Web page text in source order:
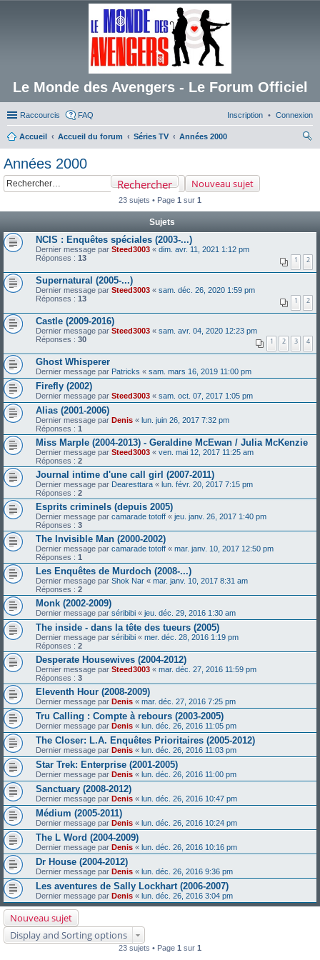
Le Monde des Avengers - Le Forum Officiel
Raccourcis FAQ Connexion
Inscription
Accueil Accueil du forum Séries TV
Années 2000
Années 2000
Nouveau sujet
Rechercher
23 sujets • Page 1 sur 1
Sujets
NCIS : Enquêtes spéciales (2003-...)
Dernier message par Steed3003 « dim. avr. 11, 2021 1:12 pm
Réponses : 13 1 2
Supernatural (2005-...)
Dernier message par Steed3003 « sam. déc. 26, 2020 1:59 pm
Réponses : 13 1 2
Castle (2009-2016)
Dernier message par Steed3003 « sam. avr. 04, 2020 12:23 pm
Réponses : 30 1 2 3 4
Ghost Whisperer
Dernier message par Patricks « sam. mars 16, 2019 11:00 pm
Firefly (2002)
Dernier message par Steed3003 « sam. oct. 07, 2017 1:05 pm
Alias (2001-2006)
Dernier message par Denis « lun. juin 26, 2017 7:32 pm
Réponses : 1
Miss Marple (2004-2013) - Geraldine McEwan / Julia McKenzie
Dernier message par Steed3003 « ven. mai 12, 2017 11:25 am
Réponses : 2
Journal intime d'une call girl (2007-2011)
Dernier message par Dearesttara « lun. févr. 20, 2017 7:15 pm
Réponses : 2
Esprits criminels (depuis 2005)
Dernier message par camarade totoff « jeu. janv. 26, 2017 1:40 pm
Réponses : 3
The Invisible Man (2000-2002)
Dernier message par camarade totoff « mar. janv. 10, 2017 12:50 pm
Réponses : 1
Les Enquêtes de Murdoch (2008-...)
Dernier message par Shok Nar « mar. janv. 10, 2017 8:31 am
Réponses : 2
Monk (2002-2009)
Dernier message par séribibi « jeu. déc. 29, 2016 1:30 am
The inside - dans la tête des tueurs (2005)
Dernier message par séribibi « mer. déc. 28, 2016 1:19 pm
Réponses : 2
Desperate Housewives (2004-2012)
Dernier message par Steed3003 « mar. déc. 27, 2016 11:59 pm
Réponses : 3
Eleventh Hour (2008-2009)
Dernier message par Denis « mar. déc. 27, 2016 7:25 pm
Tru Calling : Compte à rebours (2003-2005)
Dernier message par Denis « lun. déc. 26, 2016 11:05 pm
The Closer: L.A. Enquêtes Prioritaires (2005-2012)
Dernier message par Denis « lun. déc. 26, 2016 11:03 pm
Star Trek: Enterprise (2001-2005)
Dernier message par Denis « lun. déc. 26, 2016 11:00 pm
Sanctuary (2008-2012)
Dernier message par Denis « lun. déc. 26, 2016 10:47 pm
Médium (2005-2011)
Dernier message par Denis « lun. déc. 26, 2016 10:24 pm
The L Word (2004-2009)
Dernier message par Denis « lun. déc. 26, 2016 10:16 pm
Dr House (2004-2012)
Dernier message par Denis « lun. déc. 26, 2016 9:36 pm
Les aventures de Sally Lockhart (2006-2007)
Dernier message par Denis « lun. déc. 26, 2016 3:04 pm
Nouveau sujet
Display and Sorting options
23 sujets • Page 1 sur 1